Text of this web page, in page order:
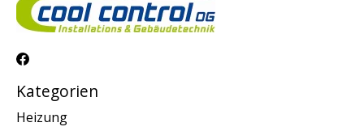
Kategorien
Heizung